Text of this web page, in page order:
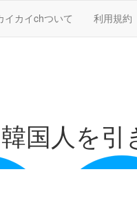
イカイchついて 利用規約
国人を引